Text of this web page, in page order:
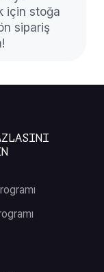
için stoğa
sipariş